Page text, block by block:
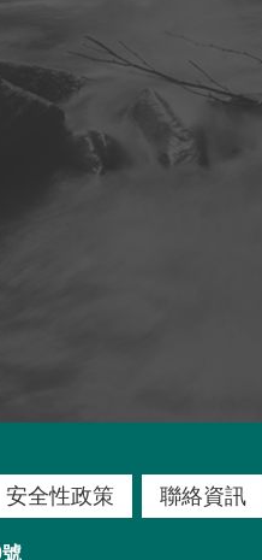
安全性政策 聯絡資訊